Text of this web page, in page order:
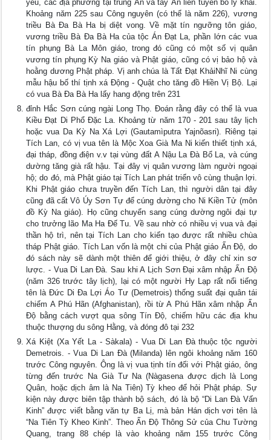
yếu, các địa phương tại trung Ấn và tây Ấn liền tuyên bố ly khai.
Khoảng năm 225 sau Công nguyên (có thể là năm 226), vương
triều Bà Ða Bà Ha bị diệt vong. Về mặt tín ngưỡng tôn giáo,
vương triều Bà Ða Bà Ha của tộc Án Ðạt La, phần lớn các vua
tín phụng Bà La Môn giáo, trong đó cũng có một số vị quân
vương tín phụng Kỳ Na giáo và Phật giáo, cũng có vị bảo hộ và
hoằng dương Phật pháp. Vị anh chúa là Tất Ðạt KhảiNhĩ Ni cùng
mẫu hậu bố thí tịnh xá Ðộng - Quật cho tăng đồ Hiền Vị Bộ. Lại
có vua Bà Ða Bà Ha lấy hang động trên 231
đỉnh Hắc Sơn cúng ngài Long Thọ. Ðoán rằng đây có thể là vua
Kiều Ðạt Di Phổ Ðặc La. Khoảng từ năm 170 - 201 sau tây lịch
hoặc vua Da Kỳ Na Xá Lợi (Gautamìputra Yajnõasri). Riêng tại
Tích Lan, có vị vua tên là Mộc Xoa Già Ma Ni kiến thiết tịnh xá,
đại tháp, đồng điện v.v tại vùng đất A Nậu La Ðà Bổ La, và cúng
dường tăng già rất hậu. Tại đây vị quân vương làm người ngoại
hộ; do đó, mà Phật giáo tại Tích Lan phát triển vô cùng thuận lợi.
Khi Phật giáo chưa truyền đến Tích Lan, thì người dân tại đây
cũng đã cất Vô Úy Sơn Tự để cúng dường cho Ni Kiền Tử (môn
đồ Kỳ Na giáo). Họ cũng chuyển sang cúng dường ngôi đại tự
cho trưởng lão Ma Ha Ðế Tu. Về sau nhờ có nhiều vị vua và đại
thần hộ trì, nên tại Tích Lan cho kiến tạo được rất nhiều chùa
tháp Phật giáo. Tích Lan vốn là một chi của Phật giáo Ấn Ðộ, do
đó sách này sẽ dành một thiên để giới thiệu, ở đây chỉ xin sơ
lược. - Vua Di Lan Ðà. Sau khi A Lịch Sơn Ðại xâm nhập Ấn Ðộ
(năm 326 trước tây lịch), lại có một người Hy Lạp rất nổi tiếng
tên là Ðức Di Ða Lợi Áo Tư (Demetrois) thống suất đại quân tái
chiếm A Phú Hãn (Afghanistan), rồi từ A Phú Hãn xâm nhập Ấn
Ðộ bằng cách vượt qua sông Tín Ðộ, chiếm hữu các địa khu
thuộc thượng du sông Hằng, và đóng đô tại 232
Xá Kiệt (Xa Yết La - Sàkala) - Vua Di Lan Ðà thuộc tộc người
Demetrois. - Vua Di Lan Ðà (Milanda) lên ngôi khoảng năm 160
trước Công nguyên. Ông là vị vua tịnh tín đối với Phật giáo, ông
từng đến trước Na Già Tư Na (Nàgasena được dịch là Long
Quân, hoặc dịch âm là Na Tiên) Tỳ kheo để hỏi Phật pháp. Sự
kiện này được biên tập thành bộ sách, đó là bộ “Di Lan Ðà Vấn
Kinh” được viết bằng văn tự Ba Lị, mà bản Hán dịch vơi tên là
“Na Tiên Tỳ Kheo Kinh”. Theo Ấn Ðộ Thông Sử của Chu Tường
Quang, trang 88 chép là vào khoảng năm 155 trước Công